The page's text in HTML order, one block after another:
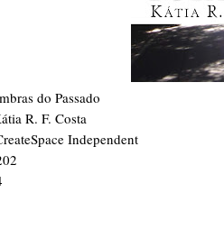
do Passado
R. F. Costa
Independent